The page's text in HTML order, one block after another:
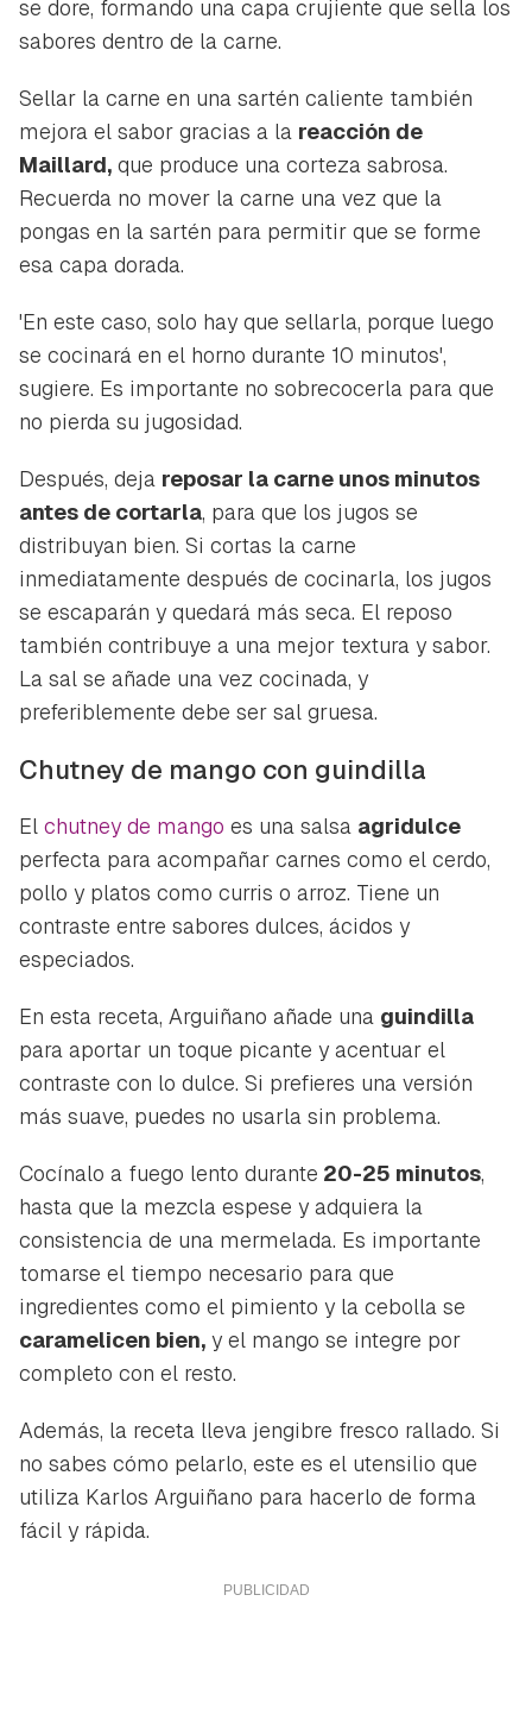
se dore, formando una capa crujiente que sella los
sabores dentro de la carne.
Sellar la carne en una sartén caliente también
mejora el sabor gracias a la reacción de
Maillard, que produce una corteza sabrosa.
Recuerda no mover la carne una vez que la
pongas en la sartén para permitir que se forme
esa capa dorada.
'En este caso, solo hay que sellarla, porque luego
se cocinará en el horno durante 10 minutos',
sugiere. Es importante no sobrecocerla para que
no pierda su jugosidad.
Después, deja reposar la carne unos minutos
antes de cortarla, para que los jugos se
distribuyan bien. Si cortas la carne
inmediatamente después de cocinarla, los jugos
se escaparán y quedará más seca. El reposo
también contribuye a una mejor textura y sabor.
La sal se añade una vez cocinada, y
preferiblemente debe ser sal gruesa.
Chutney de mango con guindilla
El chutney de mango es una salsa agridulce
perfecta para acompañar carnes como el cerdo,
pollo y platos como curris o arroz. Tiene un
contraste entre sabores dulces, ácidos y
especiados.
En esta receta, Arguiñano añade una guindilla
para aportar un toque picante y acentuar el
contraste con lo dulce. Si prefieres una versión
más suave, puedes no usarla sin problema.
Cocínalo a fuego lento durante 20-25 minutos,
hasta que la mezcla espese y adquiera la
consistencia de una mermelada. Es importante
tomarse el tiempo necesario para que
ingredientes como el pimiento y la cebolla se
caramelicen bien, y el mango se integre por
completo con el resto.
Además, la receta lleva jengibre fresco rallado. Si
no sabes cómo pelarlo, este es el utensilio que
utiliza Karlos Arguiñano para hacerlo de forma
fácil y rápida.